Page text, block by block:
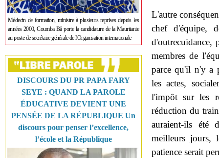
Médecin de formation, ministre à plusieurs reprises depuis les
années 2000, Coumba Bâ porte la candidature de la Mauritanie
au poste de secrétaire générale de l'Organisation internationale
DISCOURS DU PR PAPA FARY
SEYE : QUAND LA PAROLE
ÉDUCATIVE DEVIENT UNE
PENSÉE DE LA RÉPUBLIQUE Un
discours pour penser l’excellence,
l’école et la République
L'autre
chef d'équipe,
d'outrecuidance,
membres de
parce qu'il n'y a
les actes,
l'impôt sur les
réduction du
auraient-ils été
meilleurs jours,
patience serait